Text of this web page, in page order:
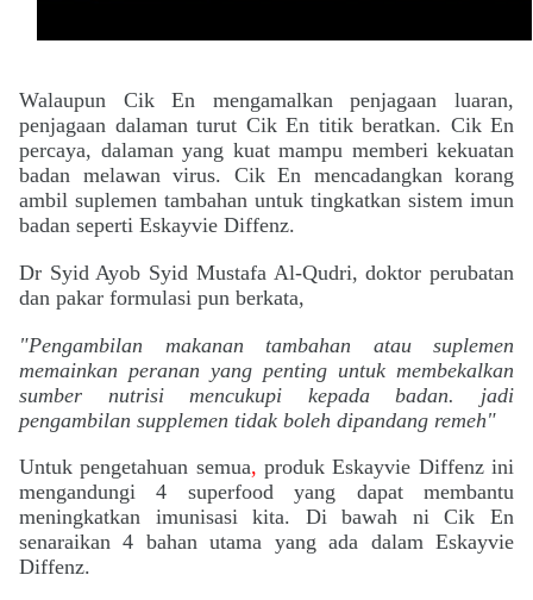
Walaupun Cik En mengamalkan penjagaan luaran,
penjagaan dalaman turut Cik En titik beratkan. Cik En
percaya, dalaman yang kuat mampu memberi kekuatan
badan melawan virus. Cik En mencadangkan korang
ambil suplemen tambahan untuk tingkatkan sistem imun
badan seperti Eskayvie Diffenz.
Dr Syid Ayob Syid Mustafa Al-Qudri, doktor perubatan
dan pakar formulasi pun berkata,
"Pengambilan makanan tambahan atau suplemen
memainkan peranan yang penting untuk membekalkan
sumber nutrisi mencukupi kepada badan. jadi
pengambilan supplemen tidak boleh dipandang remeh"
Untuk pengetahuan semua, produk Eskayvie Diffenz ini
mengandungi 4 superfood yang dapat membantu
meningkatkan imunisasi kita. Di bawah ni Cik En
senaraikan 4 bahan utama yang ada dalam Eskayvie
Diffenz.